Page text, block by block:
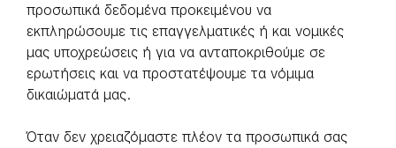
προσωπικά δεδομένα προκειμένου να
εκπληρώσουμε τις επαγγελματικές ή και νομικές
μας υποχρεώσεις ή για να ανταποκριθούμε σε
ερωτήσεις και να προστατέψουμε τα νόμιμα
δικαιώματά μας.
Όταν δεν χρειαζόμαστε πλέον τα προσωπικά σας